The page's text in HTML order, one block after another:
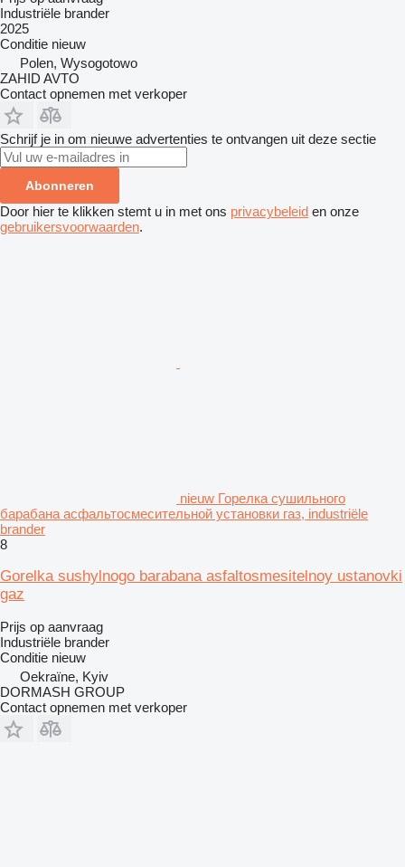
Industriële brander
2025
Conditie nieuw
Polen, Wysogotowo
ZAHID AVTO
Contact opnemen met verkoper
Schrijf je in om nieuwe advertenties te ontvangen uit deze sectie
Abonneren
Door hier te klikken stemt u in met ons privacybeleid en onze
gebruikersvoorwaarden.
nieuw Горелка сушильного
барабана асфальтосмесительной установки газ, industriële
brander
8
Gorelka sushylnogo barabana asfaltosmesitelnoy ustanovki
gaz
Prijs op aanvraag
Industriële brander
Conditie nieuw
Oekraïne, Kyiv
DORMASH GROUP
Contact opnemen met verkoper